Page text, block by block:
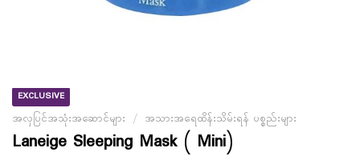
EXCLUSIVE
အလှပြင်အသုံးအဆောင်များ / အသားအရေထိန်းသိမ်းရန် ပစ္စည်းများ
Laneige Sleeping Mask ( Mini)